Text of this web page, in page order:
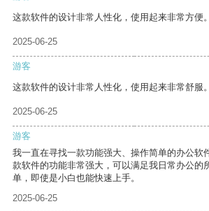
这款软件的设计非常人性化，使用起来非常方便。
2025-06-25
游客
这款软件的设计非常人性化，使用起来非常舒服。
2025-06-25
游客
我一直在寻找一款功能强大、操作简单的办公软
款软件的功能非常强大，可以满足我日常办公的
单，即使是小白也能快速上手。
2025-06-25